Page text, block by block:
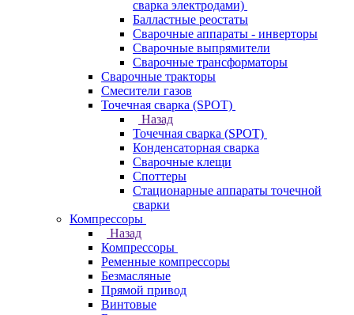
сварка электродами)
Балластные реостаты
Сварочные аппараты - инверторы
Сварочные выпрямители
Сварочные трансформаторы
Сварочные тракторы
Смесители газов
Точечная сварка (SPOT)
Назад
Точечная сварка (SPOT)
Конденсаторная сварка
Сварочные клещи
Споттеры
Стационарные аппараты точечной
сварки
Компрессоры
Назад
Компрессоры
Ременные компрессоры
Безмасляные
Прямой привод
Винтовые